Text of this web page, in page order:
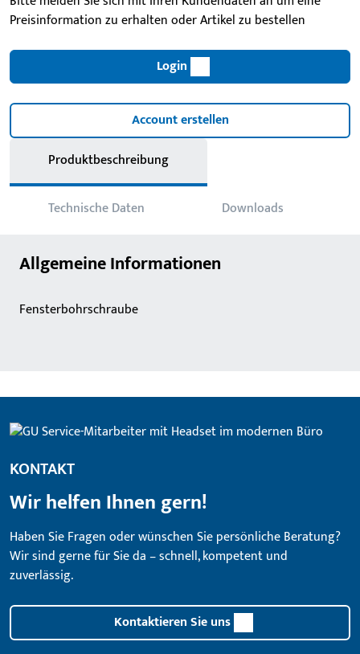
Preisinformation zu erhalten oder Artikel zu bestellen
Login
Account erstellen
Produktbeschreibung
Technische Daten Downloads
Allgemeine Informationen
Fensterbohrschraube
KONTAKT
Wir helfen Ihnen gern!
Haben Sie Fragen oder wünschen Sie persönliche Beratung?
Wir sind gerne für Sie da – schnell, kompetent und
zuverlässig.
Kontaktieren Sie uns